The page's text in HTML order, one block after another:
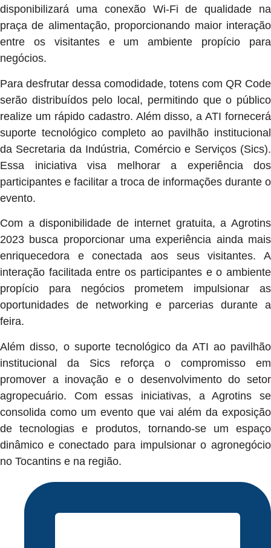
disponibilizará uma conexão Wi-Fi de qualidade na
praça de alimentação, proporcionando maior interação
entre os visitantes e um ambiente propício para
negócios.
Para desfrutar dessa comodidade, totens com QR Code
serão distribuídos pelo local, permitindo que o público
realize um rápido cadastro. Além disso, a ATI fornecerá
suporte tecnológico completo ao pavilhão institucional
da Secretaria da Indústria, Comércio e Serviços (Sics).
Essa iniciativa visa melhorar a experiência dos
participantes e facilitar a troca de informações durante o
evento.
Com a disponibilidade de internet gratuita, a Agrotins
2023 busca proporcionar uma experiência ainda mais
enriquecedora e conectada aos seus visitantes. A
interação facilitada entre os participantes e o ambiente
propício para negócios prometem impulsionar as
oportunidades de networking e parcerias durante a
feira.
Além disso, o suporte tecnológico da ATI ao pavilhão
institucional da Sics reforça o compromisso em
promover a inovação e o desenvolvimento do setor
agropecuário. Com essas iniciativas, a Agrotins se
consolida como um evento que vai além da exposição
de tecnologias e produtos, tornando-se um espaço
dinâmico e conectado para impulsionar o agronegócio
no Tocantins e na região.